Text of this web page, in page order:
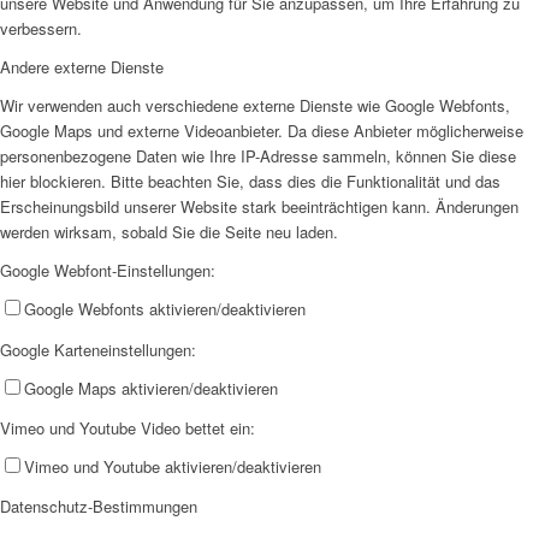
verbessern.
Andere externe Dienste
Wir verwenden auch verschiedene externe Dienste wie Google Webfonts,
Google Maps und externe Videoanbieter. Da diese Anbieter möglicherweise
personenbezogene Daten wie Ihre IP-Adresse sammeln, können Sie diese
hier blockieren. Bitte beachten Sie, dass dies die Funktionalität und das
Erscheinungsbild unserer Website stark beeinträchtigen kann. Änderungen
werden wirksam, sobald Sie die Seite neu laden.
Google Webfont-Einstellungen:
Google Webfonts aktivieren/deaktivieren
Google Karteneinstellungen:
Google Maps aktivieren/deaktivieren
Vimeo und Youtube Video bettet ein:
Vimeo und Youtube aktivieren/deaktivieren
Datenschutz-Bestimmungen